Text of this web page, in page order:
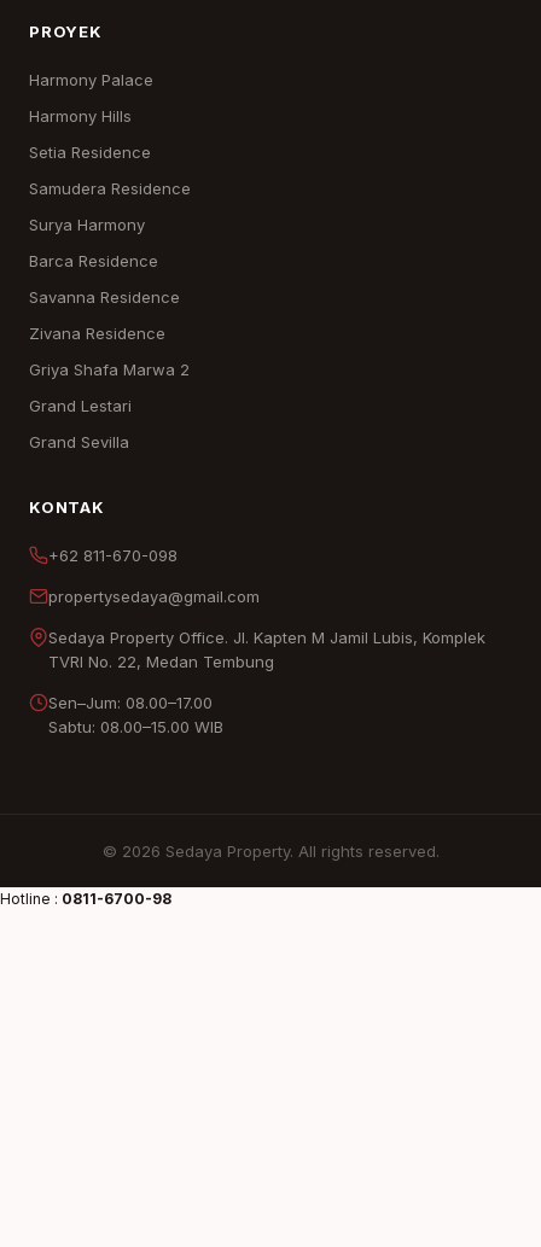
PROYEK
Harmony Palace
Harmony Hills
Setia Residence
Samudera Residence
Surya Harmony
Barca Residence
Savanna Residence
Zivana Residence
Griya Shafa Marwa 2
Grand Lestari
Grand Sevilla
KONTAK
+62 811-670-098
propertysedaya@gmail.com
Sedaya Property Office. Jl. Kapten M Jamil Lubis, Komplek
TVRI No. 22, Medan Tembung
Sen–Jum: 08.00–17.00
Sabtu: 08.00–15.00 WIB
© 2026 Sedaya Property. All rights reserved.
Harmony
Hotline : 0811-6700-98